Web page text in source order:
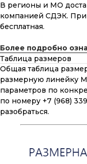
В регионы и МО
компанией СДЭК. При
бесплатная.
Более подробно
Таблица размеров
Общая таблица
размерную линейку
параметров по
по номеру +7 (968)
разобраться.